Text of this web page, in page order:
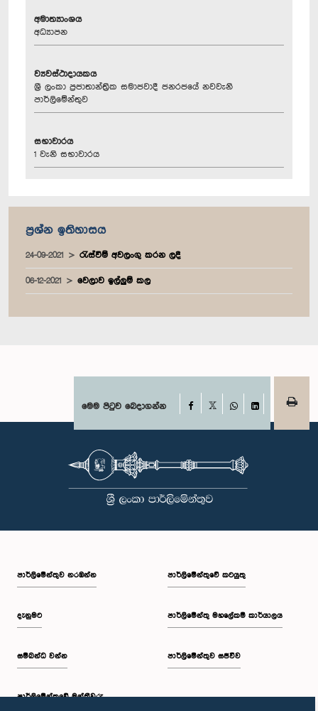
අමාත්‍යාංශය
අධ්‍යාපන
ව්‍යවස්ථාදායකය
ශ්‍රී ලංකා ප්‍රජාතාන්ත්‍රික සමාජවාදී ජනරජයේ නවවැනි
පාර්ලිමේන්තුව
සභාවාරය
1 වැනි සභාවාරය
ප්‍රශ්න ඉතිහාසය
24-09-2021 රැස්වීම් අවලංගු කරන ලදී
06-12-2021 වෙලාව ඉල්ලුම් කල
මෙම පිටුව බෙදාගන්න Facebook
WhatsAppLinkedIn
පාර්ලි‌මේන්තුව නරඹන්න
දැනුමට
සම්බන්ධ වන්න
පාර්ලි‌මේන්තුවේ මන්ත්‍රීවරු
පාර්ලිමේන්තුවේ කටයුතු
පාර්ලිමේන්තු මහලේකම් කාර්යාලය
පාර්ලිමේන්තුව සජීවීව